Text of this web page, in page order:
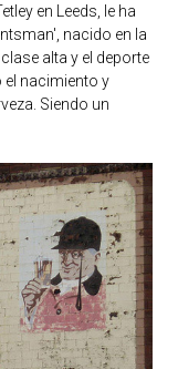
en Leeds, le ha
nacido en la
alta y el deporte
el nacimiento y
Siendo un